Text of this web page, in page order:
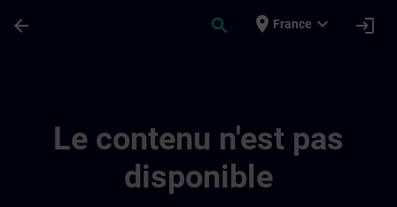
arrow_back search place France expand_more login
Le contenu n'est pas
disponible